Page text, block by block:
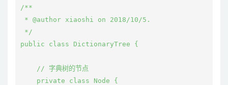
/**
* @author xiaoshi on 2018/10/5.
*/
public class DictionaryTree {
    // 字典树的节点
    private class Node {